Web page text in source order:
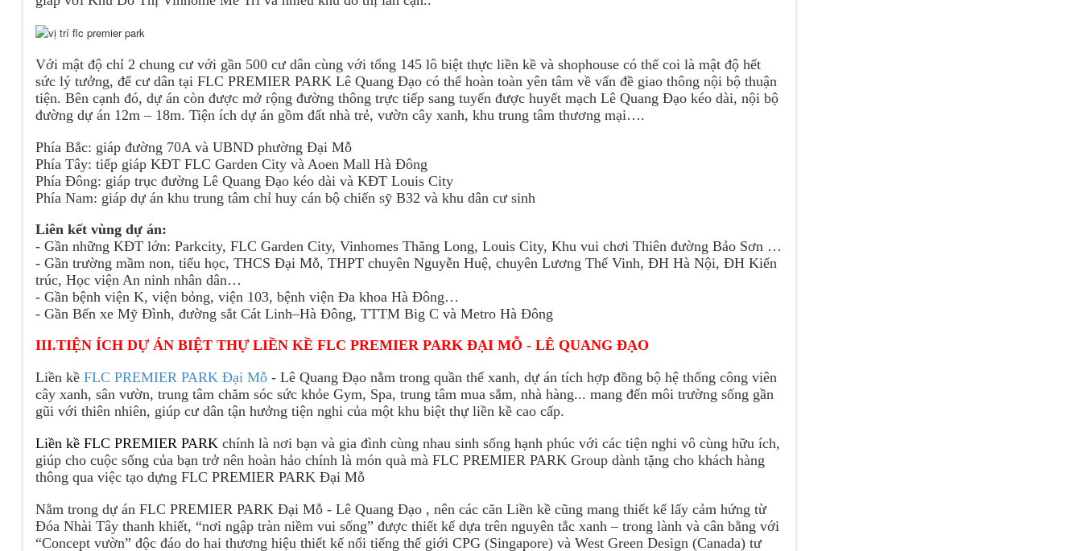
Với mật độ chỉ 2 chung cư với gần 500 cư dân cùng với tổng 145 lô biệt thực liền kề và shophouse có thể coi là mật độ hết
sức lý tưởng, để cư dân tại FLC PREMIER PARK Lê Quang Đạo có thể hoàn toàn yên tâm về vấn đề giao thông nội bộ thuận
tiện. Bên cạnh đó, dự án còn được mở rộng đường thông trực tiếp sang tuyến được huyết mạch Lê Quang Đạo kéo dài, nội bộ
đường dự án 12m – 18m. Tiện ích dự án gồm đất nhà trẻ, vườn cây xanh, khu trung tâm thương mại….
Phía Bắc: giáp đường 70A và UBND phường Đại Mỗ
Phía Tây: tiếp giáp KĐT FLC Garden City và Aoen Mall Hà Đông
Phía Đông: giáp trục đường Lê Quang Đạo kéo dài và KĐT Louis City
Phía Nam: giáp dự án khu trung tâm chỉ huy cán bộ chiến sỹ B32 và khu dân cư sinh
Liên kết vùng dự án:
- Gần những KĐT lớn: Parkcity, FLC Garden City, Vinhomes Thăng Long, Louis City, Khu vui chơi Thiên đường Bảo Sơn …
- Gần trường mầm non, tiểu học, THCS Đại Mỗ, THPT chuyên Nguyễn Huệ, chuyên Lương Thế Vinh, ĐH Hà Nội, ĐH Kiến
trúc, Học viện An ninh nhân dân…
- Gần bệnh viện K, viện bỏng, viện 103, bệnh viện Đa khoa Hà Đông…
- Gần Bến xe Mỹ Đình, đường sắt Cát Linh–Hà Đông, TTTM Big C và Metro Hà Đông
III.TIỆN ÍCH DỰ ÁN BIỆT THỰ LIỀN KỀ FLC PREMIER PARK ĐẠI MỖ - LÊ QUANG ĐẠO
Liền kềFLC PREMIER PARK Đại Mỗ - Lê Quang Đạo nằm trong quần thể xanh, dự án tích hợp đồng bộ hệ thống công viên
cây xanh, sân vườn, trung tâm chăm sóc sức khỏe Gym, Spa, trung tâm mua sắm, nhà hàng... mang đến môi trường sống gần
gũi với thiên nhiên, giúp cư dân tận hưởng tiện nghi của một khu biệt thự liền kề cao cấp.
Liền kề FLC PREMIER PARK chính là nơi bạn và gia đình cùng nhau sinh sống hạnh phúc với các tiện nghi vô cùng hữu ích,
giúp cho cuộc sống của bạn trở nên hoàn hảo chính là món quà mà FLC PREMIER PARK Group dành tặng cho khách hàng
thông qua việc tạo dựng FLC PREMIER PARK Đại Mỗ
Nằm trong dự án FLC PREMIER PARK Đại Mỗ - Lê Quang Đạo , nên các căn Liền kề cũng mang thiết kế lấy cảm hứng từ
Đóa Nhài Tây thanh khiết, “nơi ngập tràn niềm vui sống” được thiết kế dựa trên nguyên tắc xanh – trong lành và cân bằng với
“Concept vườn” độc đáo do hai thương hiệu thiết kế nổi tiếng thế giới CPG (Singapore) và West Green Design (Canada) tư